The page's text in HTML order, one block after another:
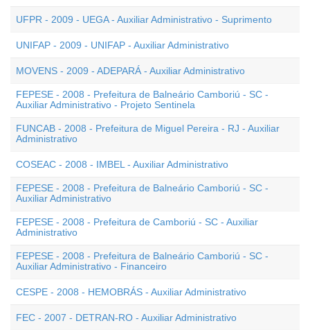
UFPR - 2009 - UEGA - Auxiliar Administrativo - Suprimento
UNIFAP - 2009 - UNIFAP - Auxiliar Administrativo
MOVENS - 2009 - ADEPARÁ - Auxiliar Administrativo
FEPESE - 2008 - Prefeitura de Balneário Camboriú - SC -
Auxiliar Administrativo - Projeto Sentinela
FUNCAB - 2008 - Prefeitura de Miguel Pereira - RJ - Auxiliar
Administrativo
COSEAC - 2008 - IMBEL - Auxiliar Administrativo
FEPESE - 2008 - Prefeitura de Balneário Camboriú - SC -
Auxiliar Administrativo
FEPESE - 2008 - Prefeitura de Camboriú - SC - Auxiliar
Administrativo
FEPESE - 2008 - Prefeitura de Balneário Camboriú - SC -
Auxiliar Administrativo - Financeiro
CESPE - 2008 - HEMOBRÁS - Auxiliar Administrativo
FEC - 2007 - DETRAN-RO - Auxiliar Administrativo